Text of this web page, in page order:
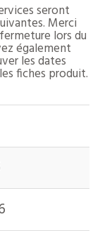
seront
Merci
lors du
également
les dates
fiches produit.